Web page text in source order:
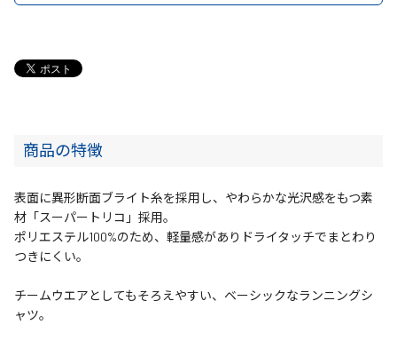
商品の特徴
表面に異形断面ブライト糸を採用し、やわらかな光沢感をもつ素
材「スーパートリコ」採用。
ポリエステル100%のため、軽量感がありドライタッチでまとわり
つきにくい。
チームウエアとしてもそろえやすい、ベーシックなランニングシ
ャツ。